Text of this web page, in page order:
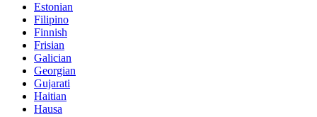
Estonian
Filipino
Finnish
Frisian
Galician
Georgian
Gujarati
Haitian
Hausa